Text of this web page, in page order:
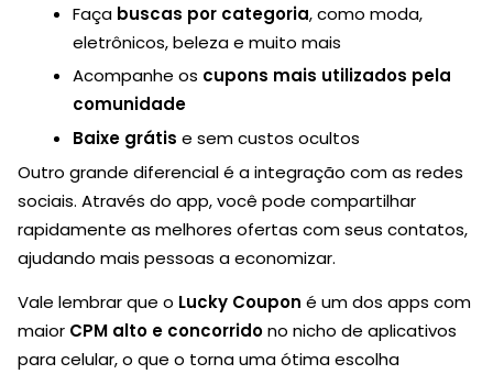
Faça buscas por categoria, como moda,
eletrônicos, beleza e muito mais
Acompanhe os cupons mais utilizados pela
comunidade
Baixe grátis e sem custos ocultos
Outro grande diferencial é a integração com as redes
sociais. Através do app, você pode compartilhar
rapidamente as melhores ofertas com seus contatos,
ajudando mais pessoas a economizar.
Vale lembrar que o Lucky Coupon é um dos apps com
maior CPM alto e concorridono nicho de aplicativos
para celular, o que o torna uma ótima escolha